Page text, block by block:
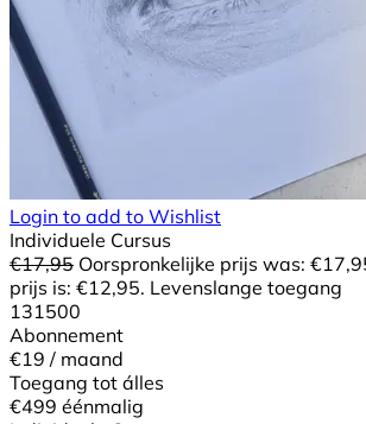
Login to add to Wishlist
Individuele Cursus
€17,95 Oorspronkelijke prijs was:
prijs is: €12,95. Levenslange toegang
131500
Abonnement
€19 / maand
Toegang tot álles
€499 éénmalig